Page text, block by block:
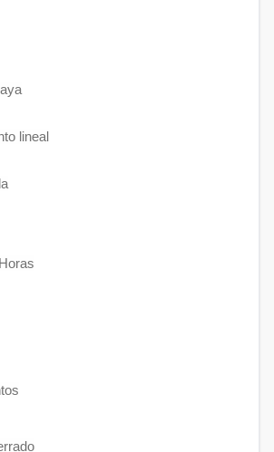
lineal